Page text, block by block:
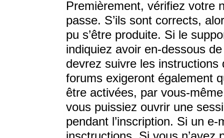
Premièrement, vérifiez votre
passe. S’ils sont corrects,
pu s’être produite. Si le
indiquiez avoir en-dessous
devrez suivre les
forums exigeront également
être activées, par vous-
vous puissiez ouvrir une
pendant l’inscription. Si un